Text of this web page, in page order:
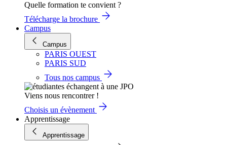
Quelle formation te convient ?
Télécharge la brochure
Campus
Campus
PARIS OUEST
PARIS SUD
Tous nos campus
Viens nous rencontrer !
Choisis un évènement
Apprentissage
Apprentissage